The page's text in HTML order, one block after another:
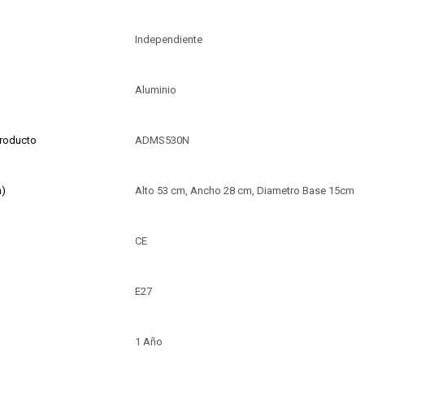
Independiente
Aluminio
ADMS530N
Alto 53 cm, Ancho 28 cm, Diametro Base 15cm
CE
E27
1 Año